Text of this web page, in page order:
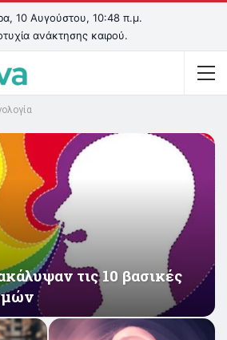
10 Αυγούστου, 10:48 π.μ.
ανάκτησης καιρού.
τις 10 βασικές